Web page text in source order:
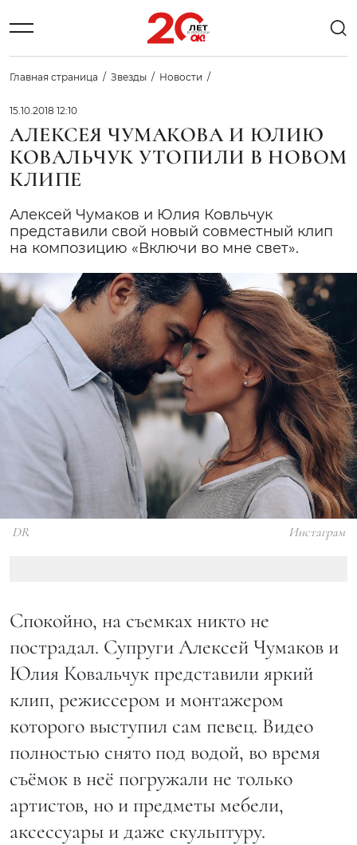
Главная страница Звезды Новости
15.10.2018 12:10
АЛЕКСЕЯ ЧУМАКОВА И ЮЛИЮ
КОВАЛЬЧУК УТОПИЛИ В НОВОМ
КЛИПЕ
Алексей Чумаков и Юлия Ковльчук
представили свой новый совместный клип
на композицию «Включи во мне свет».
DR Инстаграм
Спокойно, на съемках никто не
пострадал. Супруги Алексей Чумаков и
Юлия Ковальчук представили яркий
клип, режиссером и монтажером
которого выступил сам певец. Видео
полностью снято под водой, во время
съёмок в неё погружали не только
артистов, но и предметы мебели,
аксессуары и даже скульптуру.